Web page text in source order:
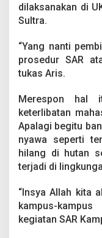
a
s
a
s
K
e
n
d
a
r
dilaksanakan di
Sultra.
“Yang nanti
prosedur SAR
tukas Aris.
Merespon hal
keterlibatan
Apalagi begitu
nyawa seperti
hilang di hutan
terjadi di
“Insya Allah kita
kampus-
kegiatan SAR